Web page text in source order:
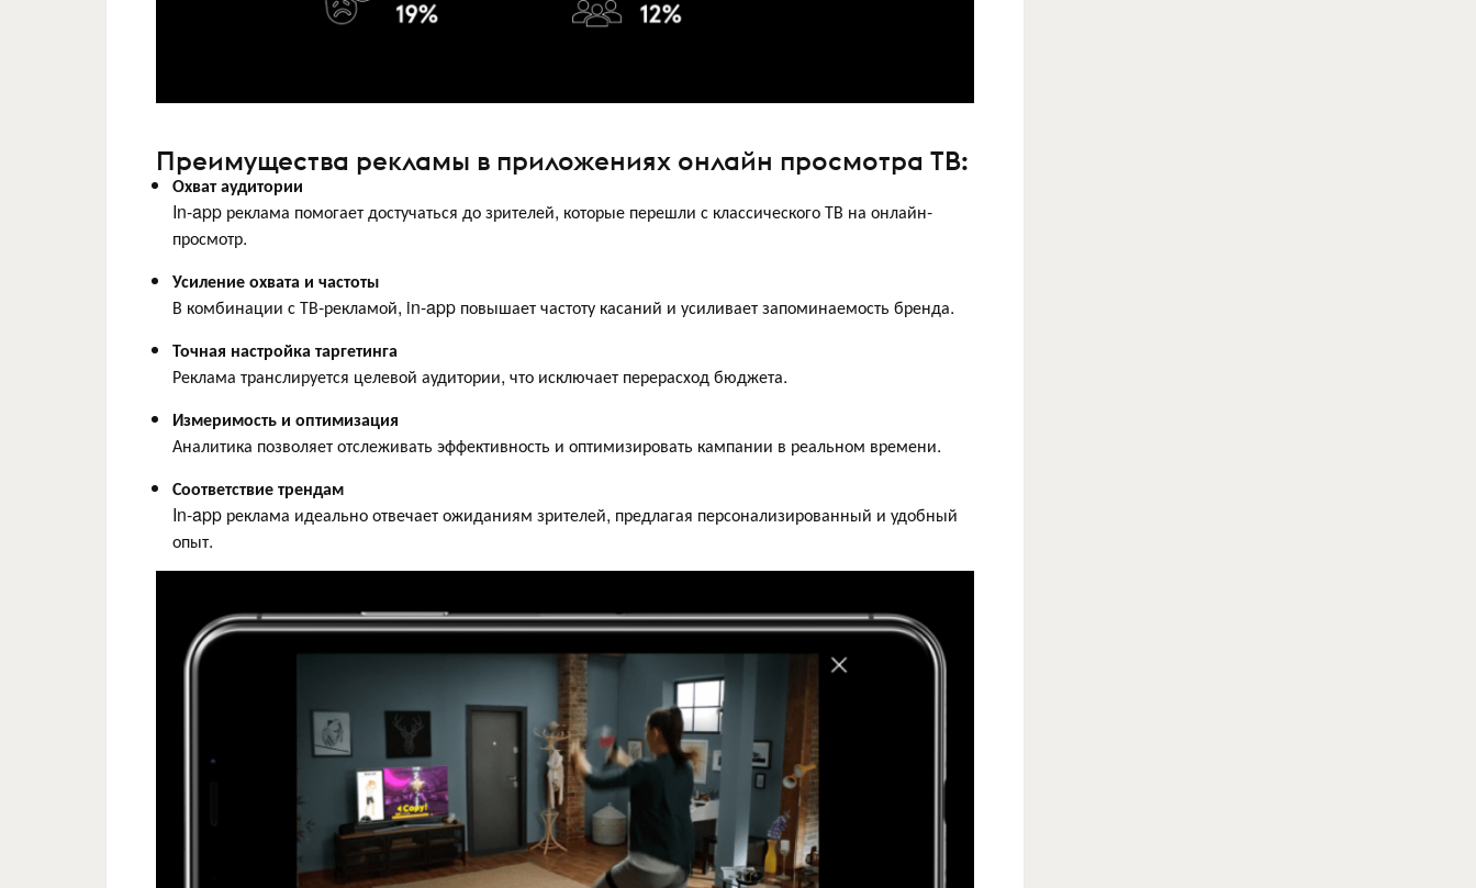
Преимущества рекламы в приложениях онлайн просмотра ТВ:
Охват аудитории
In-app реклама помогает достучаться до зрителей, которые перешли с классического ТВ на онлайн-
просмотр.
Усиление охвата и частоты
В комбинации с ТВ-рекламой, in-app повышает частоту касаний и усиливает запоминаемость бренда.
Точная настройка таргетинга
Реклама транслируется целевой аудитории, что исключает перерасход бюджета.
Измеримость и оптимизация
Аналитика позволяет отслеживать эффективность и оптимизировать кампании в реальном времени.
Соответствие трендам
In-app реклама идеально отвечает ожиданиям зрителей, предлагая персонализированный и удобный
опыт.